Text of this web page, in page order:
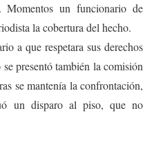
un funcionario de
la cobertura del hecho.
a que respetara sus derechos
presentó también la comisión
se mantenía la confrontación,
un disparo al piso, que no